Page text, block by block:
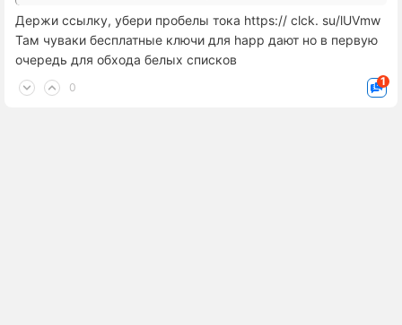
Держи ссылку, убери пробелы тока https:// clck. su/lUVmw
Там чуваки бесплатные ключи для happ дают но в первую
очередь для обхода белых списков
0 1